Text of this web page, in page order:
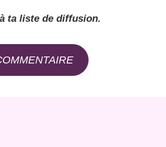
ta liste de diffusion.